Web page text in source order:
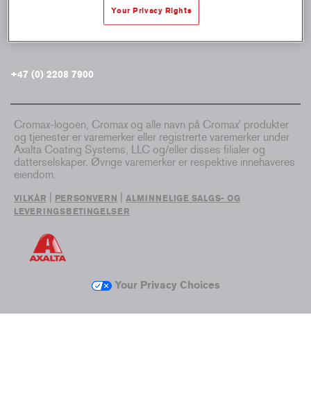
+47 (0) 2208 7900
Cromax-logoen, Cromax og alle navn på Cromax' produkter
og tjenester er varemerker eller registrerte varemerker under
Axalta Coating Systems, LLC og/eller disses filialer og
datterselskaper. Øvrige varemerker er respektive innehaveres
eiendom.
VILKÅR PERSONVERN
ALMINNELIGE SALGS- OG
LEVERINGSBETINGELSER
Your Privacy Choices
Your Privacy Rights